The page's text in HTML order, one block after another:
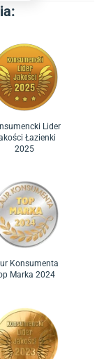
Lider
Łazienki
2025
Konsumenta
Marka 2024